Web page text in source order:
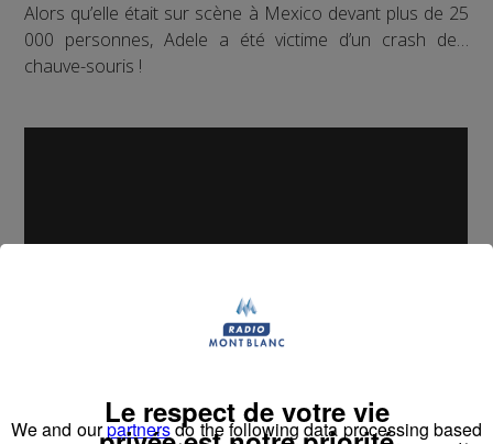
Alors qu’elle était sur scène à Mexico devant plus de 25
000 personnes, Adele a été victime d’un crash de…
chauve-souris !
We and ourpartnersdo the following data processing based
Le respect de votre vie